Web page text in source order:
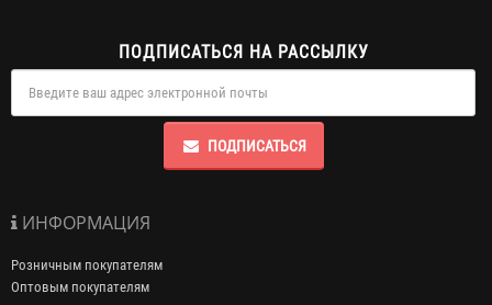
ПОДПИСАТЬСЯ НА РАССЫЛКУ
ПОДПИСАТЬСЯ
ИНФОРМАЦИЯ
Розничным покупателям
Оптовым покупателям